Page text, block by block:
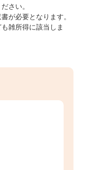
さい。
が必要となります。
雑所得に該当しま